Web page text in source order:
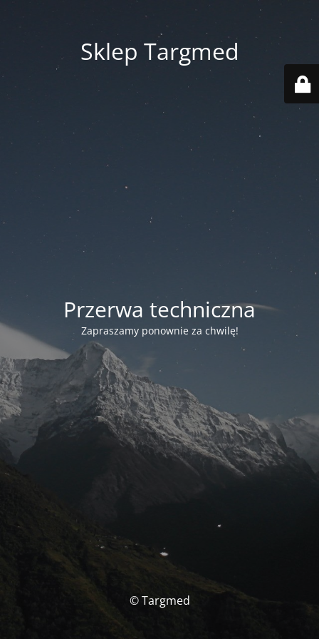
Sklep Targmed
Przerwa techniczna
Zapraszamy ponownie za chwilę!
© Targmed